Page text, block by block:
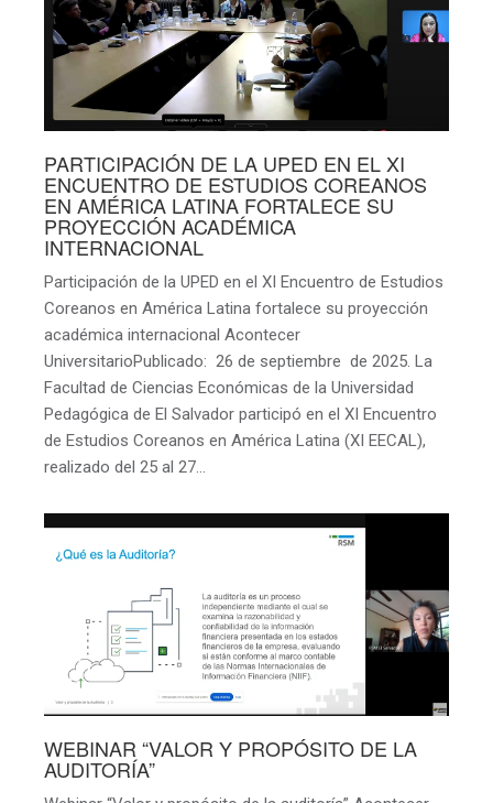
PARTICIPACIÓN DE LA UPED EN EL XI
ENCUENTRO DE ESTUDIOS COREANOS
EN AMÉRICA LATINA FORTALECE SU
PROYECCIÓN ACADÉMICA
INTERNACIONAL
Participación de la UPED en el XI Encuentro de Estudios
Coreanos en América Latina fortalece su proyección
académica internacional Acontecer
UniversitarioPublicado: 26 de septiembre de 2025. La
Facultad de Ciencias Económicas de la Universidad
Pedagógica de El Salvador participó en el XI Encuentro
de Estudios Coreanos en América Latina (XI EECAL),
realizado del 25 al 27…
WEBINAR “VALOR Y PROPÓSITO DE LA
AUDITORÍA”